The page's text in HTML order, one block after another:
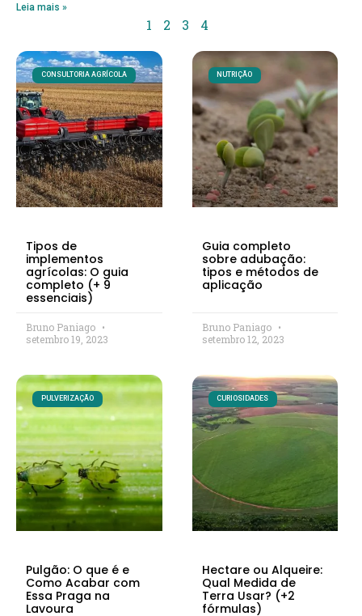
Leia mais »
1 2 3 4
CONSULTORIA AGRÍCOLA
Tipos de
implementos
agrícolas: O guia
completo (+ 9
essenciais)
Bruno Paniago
setembro 19, 2023
NUTRIÇÃO
Guia completo
sobre adubação:
tipos e métodos de
aplicação
Bruno Paniago
setembro 12, 2023
PULVERIZAÇÃO
Pulgão: O que é e
Como Acabar com
Essa Praga na
Lavoura
CURIOSIDADES
Hectare ou Alqueire:
Qual Medida de
Terra Usar? (+2
fórmulas)